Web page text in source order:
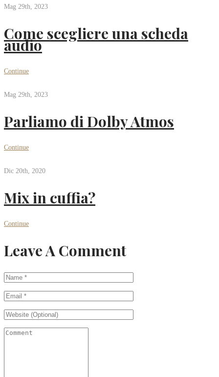
Mag 29th, 2023
Come scegliere una scheda
audio
Continue
Mag 29th, 2023
Parliamo di Dolby Atmos
Continue
Dic 20th, 2020
Mix in cuffia?
Continue
Leave A Comment